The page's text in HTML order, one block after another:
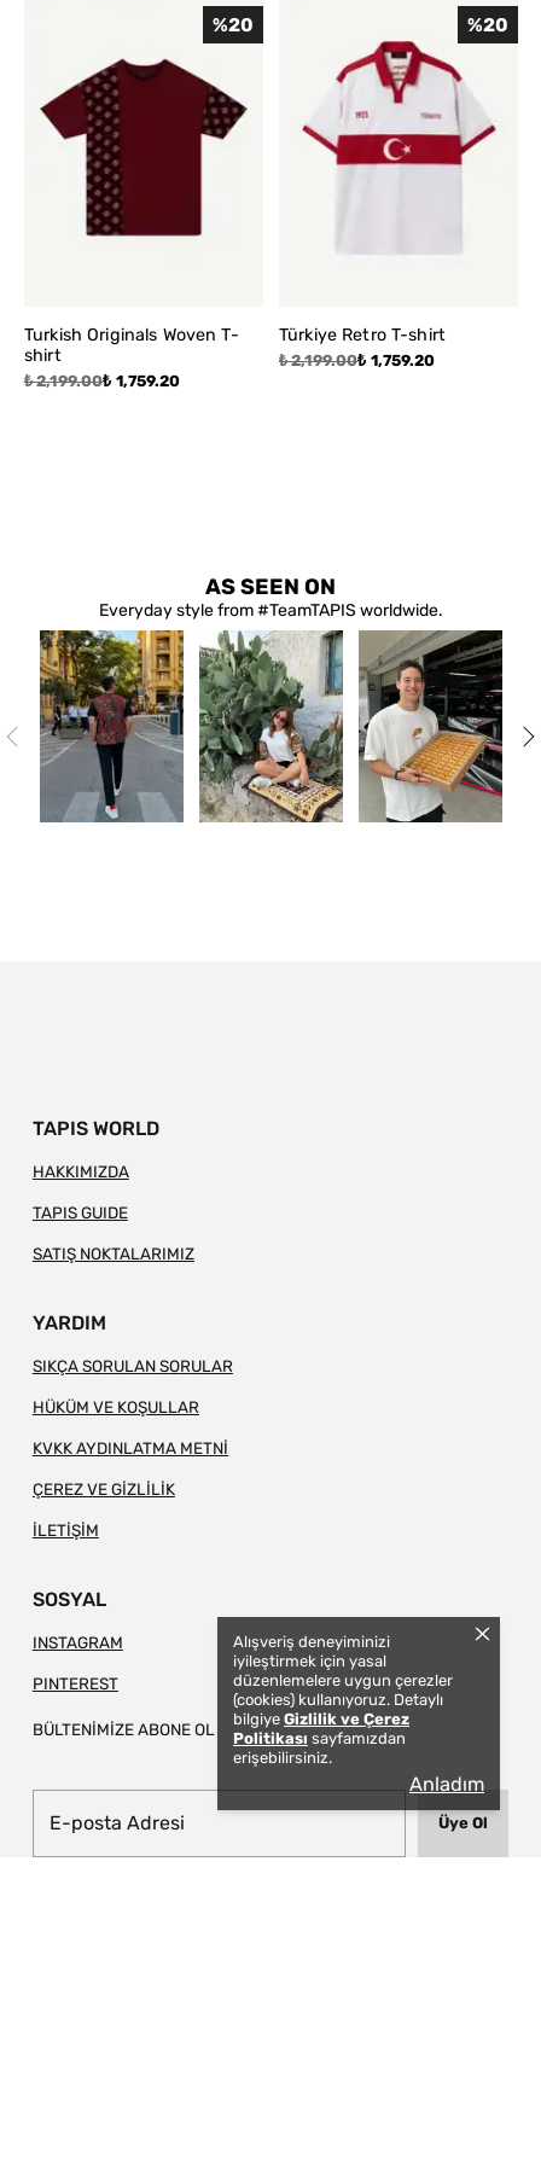
Alışveriş deneyiminizi
iyileştirmek için yasal
düzenlemelere uygun çerezler
(cookies) kullanıyoruz. Detaylı
bilgiye Gizlilik ve Çerez
Politikası sayfamızdan
erişebilirsiniz.
Anladım
%20
Turkish Originals Woven T-
shirt
₺ 2,199.00₺ 1,759.20
%20
Türkiye Retro T-shirt
₺ 2,199.00₺ 1,759.20
AS SEEN ON
Everyday style from #TeamTAPIS worldwide.
TAPIS WORLD
HAKKIMIZDA
TAPIS GUIDE
SATIŞ NOKTALARIMIZ
YARDIM
SIKÇA SORULAN SORULAR
HÜKÜM VE KOŞULLAR
KVKK AYDINLATMA METNİ
ÇEREZ VE GİZLİLİK
İLETİŞİM
SOSYAL
INSTAGRAM
PINTEREST
BÜLTENİMİZE ABONE OL
Üye Ol